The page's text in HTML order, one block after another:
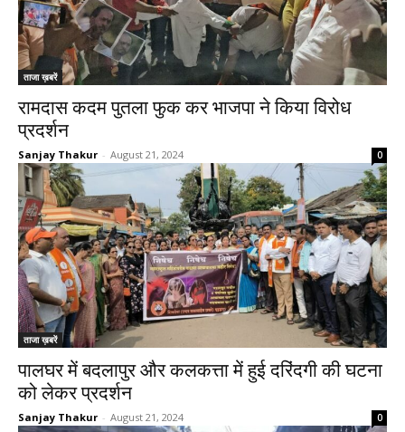
ताजा ख़बरें
रामदास कदम पुतला फुक कर भाजपा ने किया विरोध
प्रदर्शन
Sanjay Thakur - August 21, 2024 0
ताजा ख़बरें
पालघर में बदलापुर और कलकत्ता में हुई दरिंदगी की घटना
को लेकर प्रदर्शन
Sanjay Thakur - August 21, 2024 0